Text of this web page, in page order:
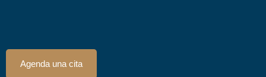
Agenda una cita